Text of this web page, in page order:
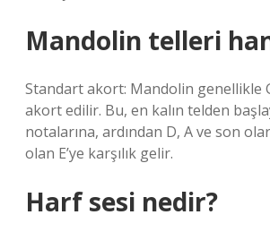
Mandolin telleri
Standart akort: Mandolin genellikle
akort edilir. Bu, en kalın telden
notalarına, ardından D, A ve son
olan E’ye karşılık gelir.
Harf sesi nedir?